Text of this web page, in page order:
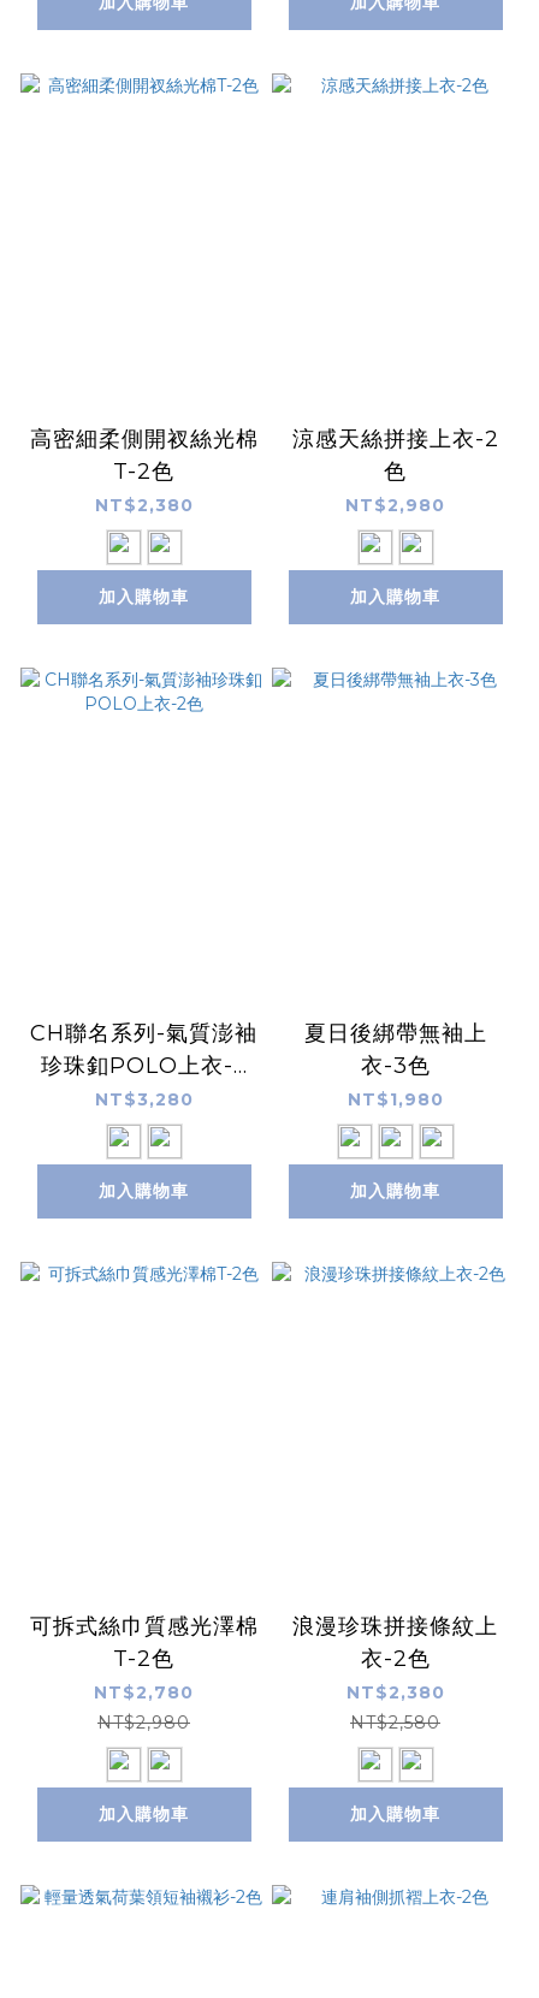
高密細柔側開衩絲光棉
T-2色
NT$2,380
加入購物車
涼感天絲拼接上衣-2
色
NT$2,980
加入購物車
CH聯名系列-氣質澎袖
珍珠釦POLO上衣-2
色
NT$3,280
加入購物車
夏日後綁帶無袖上
衣-3色
NT$1,980
加入購物車
可拆式絲巾質感光澤棉
T-2色
NT$2,780
NT$2,980
加入購物車
浪漫珍珠拼接條紋上
衣-2色
NT$2,380
NT$2,580
加入購物車